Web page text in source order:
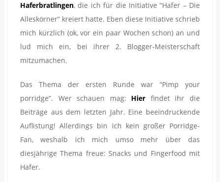
Haferbratlingen, die ich für die Initiative “Hafer – Die
Alleskörner” kreiert hatte. Eben diese Initiative schrieb
mich kürzlich (ok, vor ein paar Wochen schon) an und
lud mich ein, bei ihrer 2. Blogger-Meisterschaft
mitzumachen.
Das Thema der ersten Runde war “Pimp your
porridge”. Wer schauen mag: Hier findet ihr die
Beiträge aus dem letzten Jahr. Eine beeindruckende
Auflistung! Allerdings bin ich kein großer Porridge-
Fan, weshalb ich mich umso mehr über das
diesjährige Thema freue: Snacks und Fingerfood mit
Hafer.